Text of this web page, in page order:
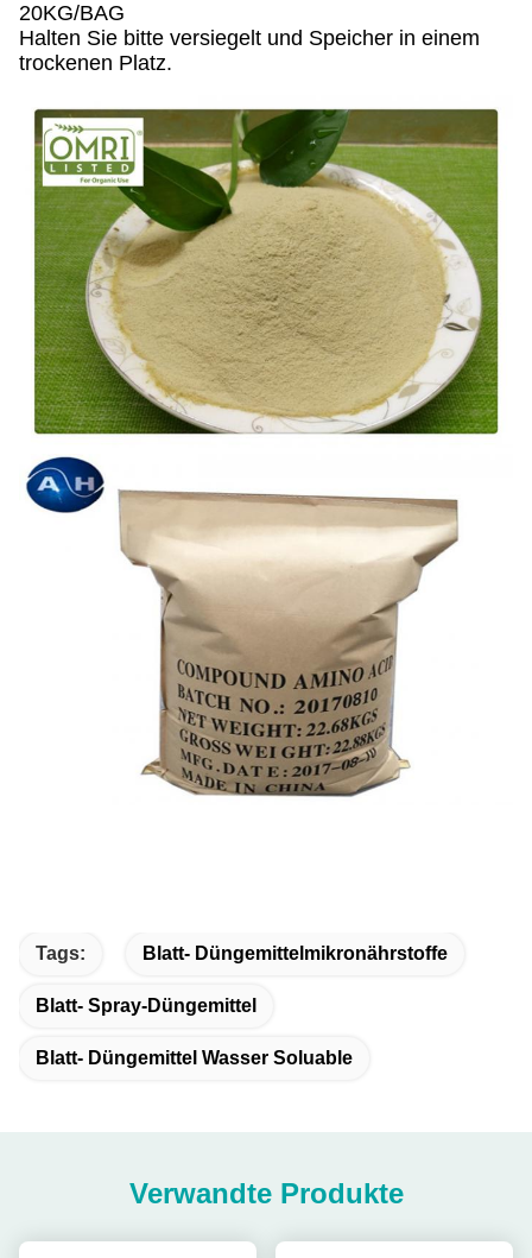
20KG/BAG
Halten Sie bitte versiegelt und Speicher in einem
trockenen Platz.
Tags: Blatt- Düngemittelmikronährstoffe
Blatt- Spray-Düngemittel
Blatt- Düngemittel Wasser Soluable
Verwandte Produkte